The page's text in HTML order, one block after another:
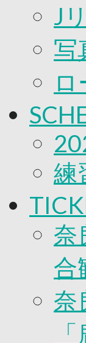
J
写
練
奈
合
奈